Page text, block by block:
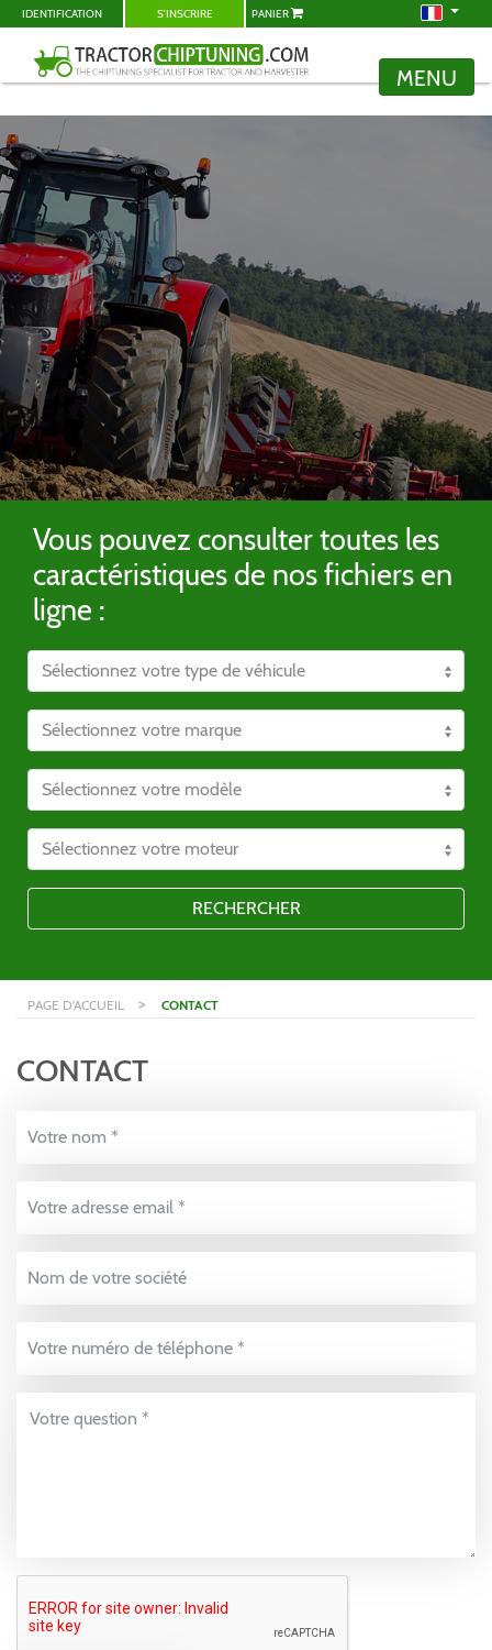
IDENTIFICATION S'INSCRIRE PANIER
MENU
Vous pouvez consulter toutes les
caractéristiques de nos fichiers en
ligne :
RECHERCHER
PAGE D'ACCUEIL > CONTACT
CONTACT